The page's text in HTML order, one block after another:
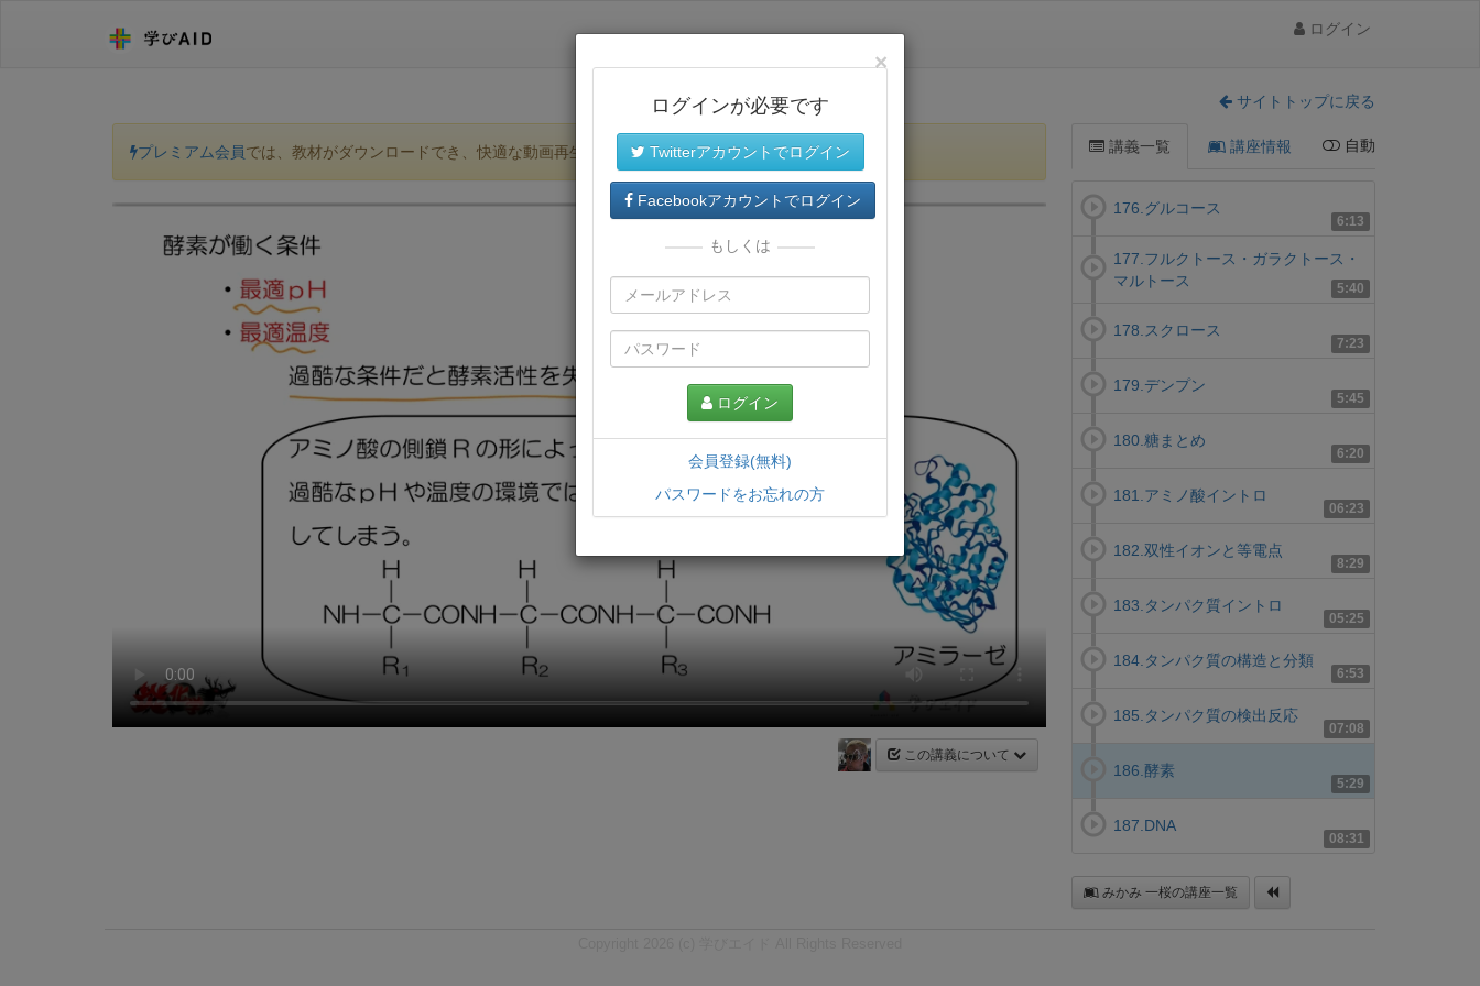
ログイン
サイトトップに戻る
プレミアム会員では、教材がダウンロードでき、快適な動画再生環境が提供されます。
この講義について
講義一覧 講座情報 自動
6:13
176.グルコース
5:40
177.フルクトース・ガラクトース・
マルトース
7:23
178.スクロース
5:45
179.デンプン
6:20
180.糖まとめ
06:23
181.アミノ酸イントロ
8:29
182.双性イオンと等電点
05:25
183.タンパク質イントロ
6:53
184.タンパク質の構造と分類
07:08
185.タンパク質の検出反応
5:29
186.酵素
08:31
187.DNA
みかみ 一桜の講座一覧
×
ログインが必要です
Twitterアカウントでログイン
Facebookアカウントでログイン
もしくは
ログイン
会員登録(無料)
パスワードをお忘れの方